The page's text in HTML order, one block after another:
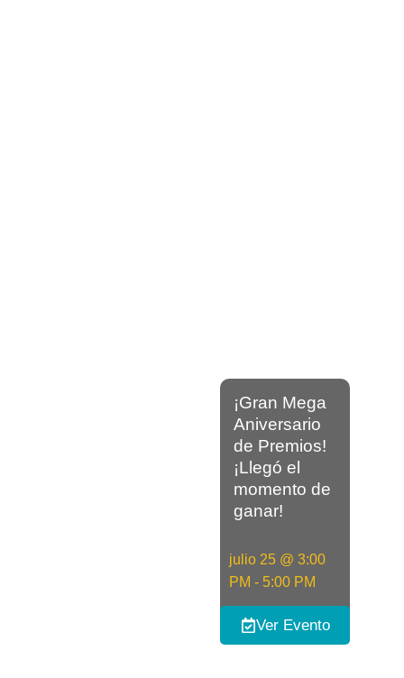
¡Gran Mega
Aniversario
de Premios!
¡Llegó el
momento de
ganar!
julio 25 @ 3:00
PM - 5:00 PM
Ver Evento